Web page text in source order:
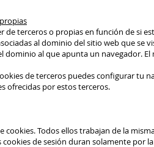
de terceros o propias en función de si
al dominio del sitio web que se
dominio al que apunta un navegador.
de terceros puedes configurar tu
ofrecidas por estos terceros.
cookies. Todos ellos trabajan de la
cookies de sesión duran solamente por